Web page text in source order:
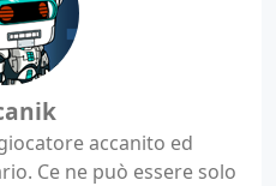
accanito ed
Ce ne può essere solo